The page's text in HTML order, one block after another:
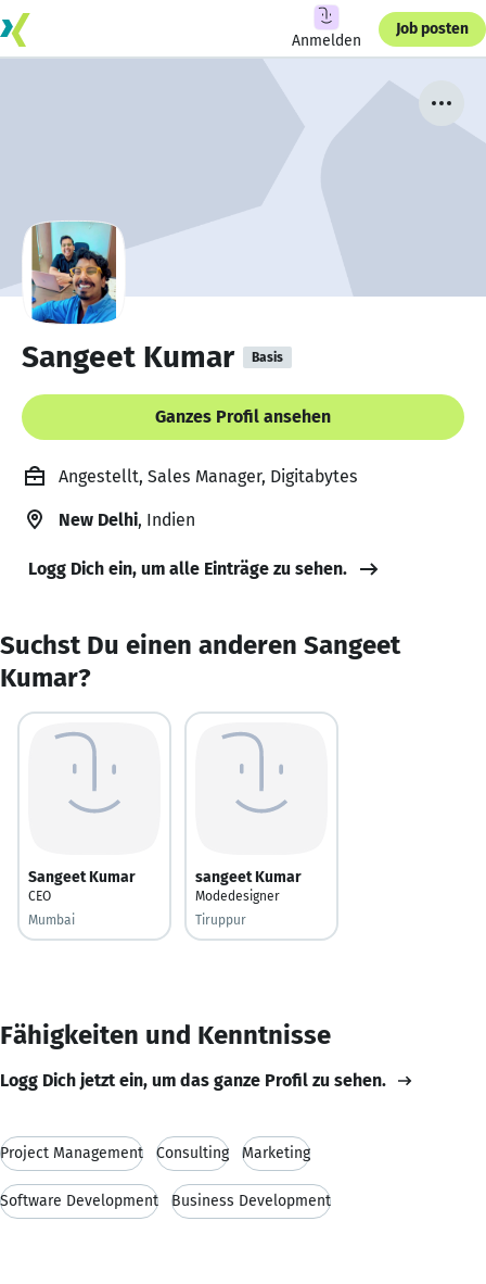
Anmelden
Job posten
Sangeet Kumar Basis
Ganzes Profil ansehen
Angestellt, Sales Manager, Digitabytes
New Delhi, Indien
Logg Dich ein, um alle Einträge zu sehen.
Suchst Du einen anderen Sangeet
Kumar?
Sangeet Kumar
CEO
Mumbai
sangeet Kumar
Modedesigner
Tiruppur
Fähigkeiten und Kenntnisse
Logg Dich jetzt ein, um das ganze Profil zu sehen.
Project Management Consulting Marketing
Software Development Business Development